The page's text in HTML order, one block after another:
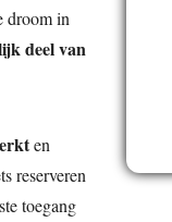
droom in
deel van
en
reserveren
toegang